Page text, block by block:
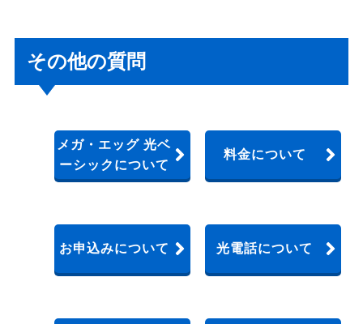
その他の質問
メガ・エッグ 光ベ
ーシックについて
料金について
お申込みについて 光電話について